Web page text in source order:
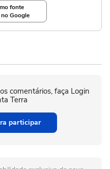
fonte
Google
comentários, faça Login
Terra
participar